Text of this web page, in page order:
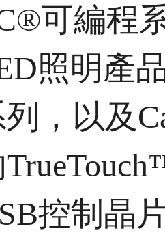
可編程
照明產
，以及
控制晶